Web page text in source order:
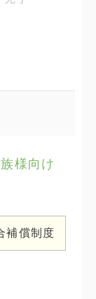
様向け
補償制度